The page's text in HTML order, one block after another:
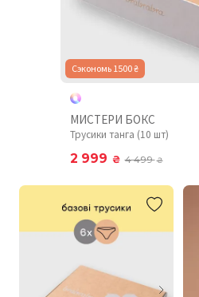
Сэкономь 1500 ₴
МИСТЕРИ БОКС
Трусики танга (10 шт)
2 999 ₴ 4 499₴